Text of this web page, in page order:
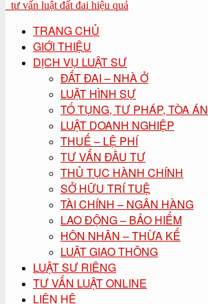
tư vấn luật đất đai hiệu quả
TRANG CHỦ
GIỚI THIỆU
DỊCH VỤ LUẬT SƯ
ĐẤT ĐAI – NHÀ Ở
LUẬT HÌNH SỰ
TỐ TỤNG, TƯ PHÁP, TÒA ÁN
LUẬT DOANH NGHIỆP
THUẾ – LỆ PHÍ
TƯ VẤN ĐẦU TƯ
THỦ TỤC HÀNH CHÍNH
SỞ HỮU TRÍ TUỆ
TÀI CHÍNH – NGÂN HÀNG
LAO ĐỘNG – BẢO HIỂM
HÔN NHÂN – THỪA KẾ
LUẬT GIAO THÔNG
LUẬT SƯ RIÊNG
TƯ VẤN LUẬT ONLINE
LIÊN HỆ